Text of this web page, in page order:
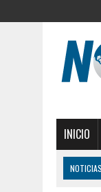
INICIO